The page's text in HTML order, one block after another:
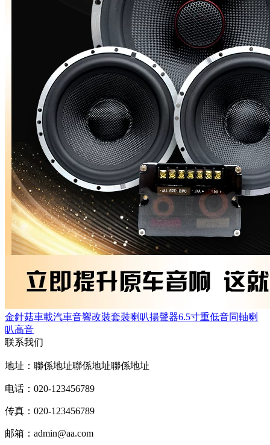
金針菇車載汽車音響改裝套裝喇叭揚聲器6.5寸重低音同軸喇
叭高音
联系我们
地址：聯係地址聯係地址聯係地址
电话：020-123456789
传真：020-123456789
邮箱： admin@aa.com